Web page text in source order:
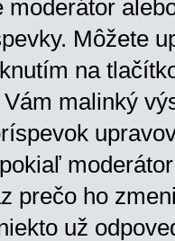
moderátor
Môžete
na
malinký
prečo ho
už